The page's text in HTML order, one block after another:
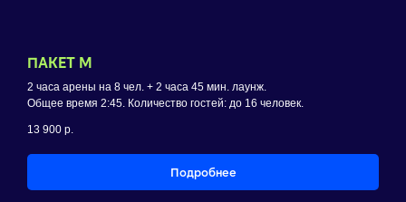
ПАКЕТ M
2 часа арены на 8 чел. + 2 часа 45 мин. лаунж.
Общее время 2:45. Количество гостей: до 16 человек.
13 900 р.
Подробнее